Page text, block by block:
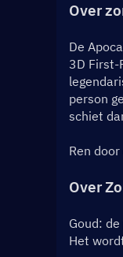
Over
De
3D First-
person
schiet
Ren
Over
Goud:
Het